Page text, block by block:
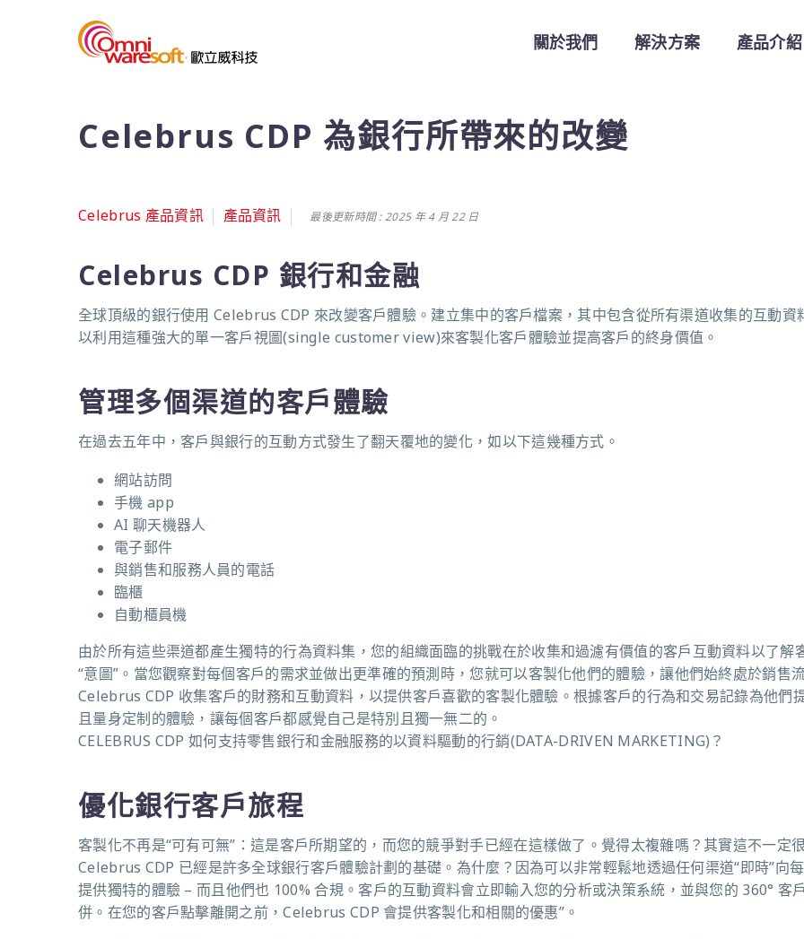
關於我們 解決方案 產品介紹
Celebrus CDP 為銀行所帶來的改變
Celebrus 產品資訊 產品資訊 最後更新時間 : 2025 年 4 月 22 日
Celebrus CDP 銀行和金融
全球頂級的銀行使用 Celebrus CDP 來改變客戶體驗。建立集中的客戶檔案，其中包含從所有渠道收集的互動資
以利用這種強大的單一客戶視圖(single customer view)來客製化客戶體驗並提高客戶的終身價值。
管理多個渠道的客戶體驗
在過去五年中，客戶與銀行的互動方式發生了翻天覆地的變化，如以下這幾種方式。
網站訪問
手機 app
AI 聊天機器人
電子郵件
與銷售和服務人員的電話
臨櫃
自動櫃員機
由於所有這些渠道都產生獨特的行為資料集，您的組織面臨的挑戰在於收集和過濾有價值的客戶互動資料以了解
“意圖”。當您觀察對每個客戶的需求並做出更準確的預測時，您就可以客製化他們的體驗，讓他們始終處於銷售
Celebrus CDP 收集客戶的財務和互動資料，以提供客戶喜歡的客製化體驗。根據客戶的行為和交易記錄為他們
且量身定制的體驗，讓每個客戶都感覺自己是特別且獨一無二的。
CELEBRUS CDP 如何支持零售銀行和金融服務的以資料驅動的行銷(DATA-DRIVEN MARKETING) ？
優化銀行客戶旅程
客製化不再是“可有可無”：這是客戶所期望的，而您的競爭對手已經在這樣做了。覺得太複雜嗎？其實這不一定
Celebrus CDP 已經是許多全球銀行客戶體驗計劃的基礎。為什麼？因為可以非常輕鬆地透過任何渠道“即時”向
提供獨特的體驗 – 而且他們也 100% 合規。客戶的互動資料會立即輸入您的分析或決策系統，並與您的 360° 客
併。在您的客戶點擊離開之前，Celebrus CDP 會提供客製化和相關的優惠”。